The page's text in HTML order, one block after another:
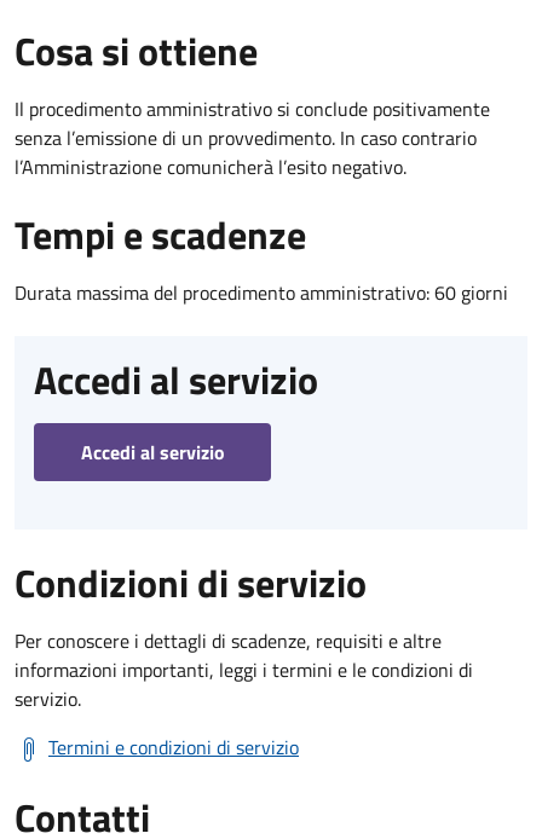
Cosa si ottiene
Il procedimento amministrativo si conclude positivamente
senza l’emissione di un provvedimento. In caso contrario
l’Amministrazione comunicherà l’esito negativo.
Tempi e scadenze
Durata massima del procedimento amministrativo: 60 giorni
Accedi al servizio
Accedi al servizio
Condizioni di servizio
Per conoscere i dettagli di scadenze, requisiti e altre
informazioni importanti, leggi i termini e le condizioni di
servizio.
Termini e condizioni di servizio
Contatti